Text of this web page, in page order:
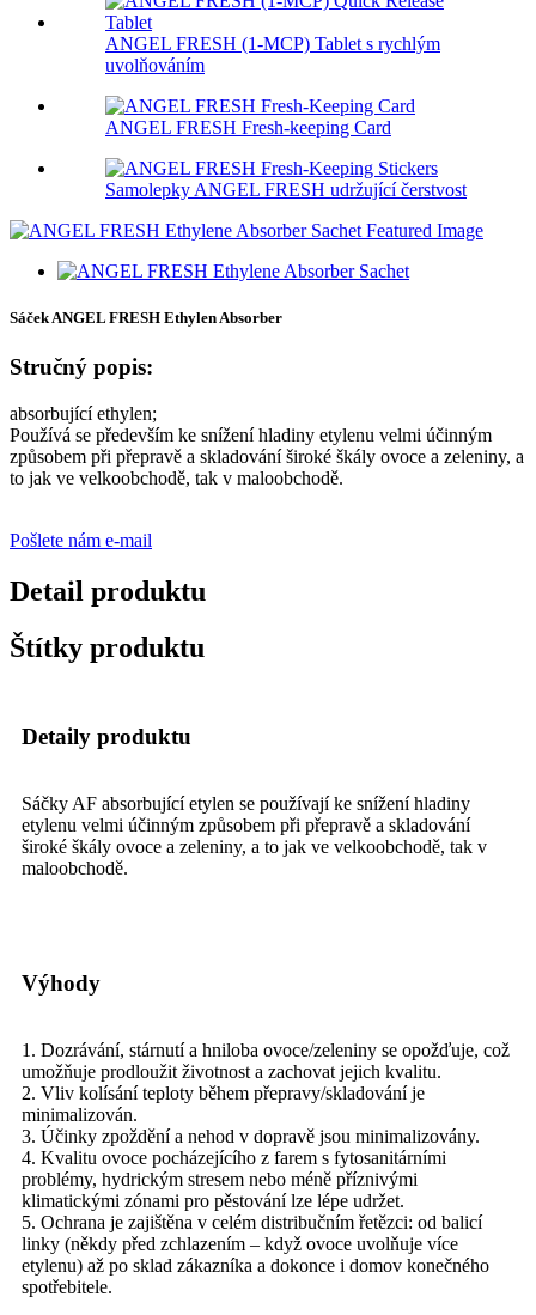
ANGEL FRESH (1-MCP) Tablet s rychlým
uvolňováním
ANGEL FRESH Fresh-keeping Card
Samolepky ANGEL FRESH udržující čerstvost
Sáček ANGEL FRESH Ethylen Absorber
Stručný popis:
absorbující ethylen;
Používá se především ke snížení hladiny etylenu velmi účinným
způsobem při přepravě a skladování široké škály ovoce a zeleniny, a
to jak ve velkoobchodě, tak v maloobchodě.
Pošlete nám e-mail
Detail produktu
Štítky produktu
Detaily produktu
Sáčky AF absorbující etylen se používají ke snížení hladiny
etylenu velmi účinným způsobem při přepravě a skladování
široké škály ovoce a zeleniny, a to jak ve velkoobchodě, tak v
maloobchodě.
Výhody
1. Dozrávání, stárnutí a hniloba ovoce/zeleniny se opožďuje, což
umožňuje prodloužit životnost a zachovat jejich kvalitu.
2. Vliv kolísání teploty během přepravy/skladování je
minimalizován.
3. Účinky zpoždění a nehod v dopravě jsou minimalizovány.
4. Kvalitu ovoce pocházejícího z farem s fytosanitárními
problémy, hydrickým stresem nebo méně příznivými
klimatickými zónami pro pěstování lze lépe udržet.
5. Ochrana je zajištěna v celém distribučním řetězci: od balicí
linky (někdy před zchlazením – když ovoce uvolňuje více
etylenu) až po sklad zákazníka a dokonce i domov konečného
spotřebitele.